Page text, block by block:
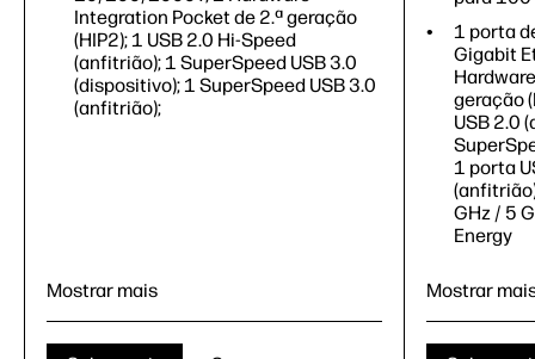
Integration Pocket de 2.ª geração
(HIP2); 1 USB 2.0 Hi-Speed
(anfitrião); 1 SuperSpeed USB 3.0
(dispositivo); 1 SuperSpeed USB 3.0
(anfitrião);
Mostrar mais
1 porta
Gigabit
geração
USB 2.0
1 porta
GHz / 5
Energy
Mostrar